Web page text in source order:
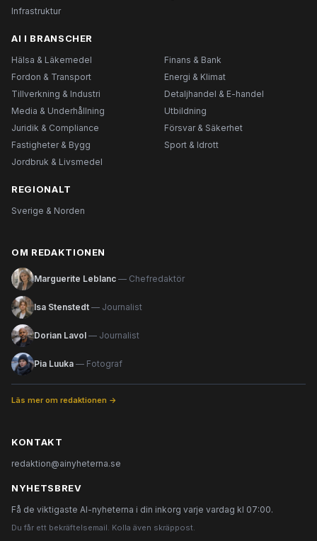
Infrastruktur
AI I BRANSCHER
Hälsa & Läkemedel
Finans & Bank
Fordon & Transport
Energi & Klimat
Tillverkning & Industri
Detaljhandel & E-handel
Media & Underhållning
Utbildning
Juridik & Compliance
Försvar & Säkerhet
Fastigheter & Bygg
Sport & Idrott
Jordbruk & Livsmedel
REGIONALT
Sverige & Norden
OM REDAKTIONEN
Marguerite Leblanc — Chefredaktör
Isa Stenstedt — Journalist
Dorian Lavol — Journalist
Pia Luuka — Fotograf
Läs mer om redaktionen →
KONTAKT
redaktion@ainyheterna.se
NYHETSBREV
Få de viktigaste AI-nyheterna i din inkorg varje vardag kl 07:00.
Du får ett bekräftelsemail. Kolla även skräppost.